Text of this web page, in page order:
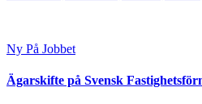
Ny På Jobbet
Ägarskifte på Svensk